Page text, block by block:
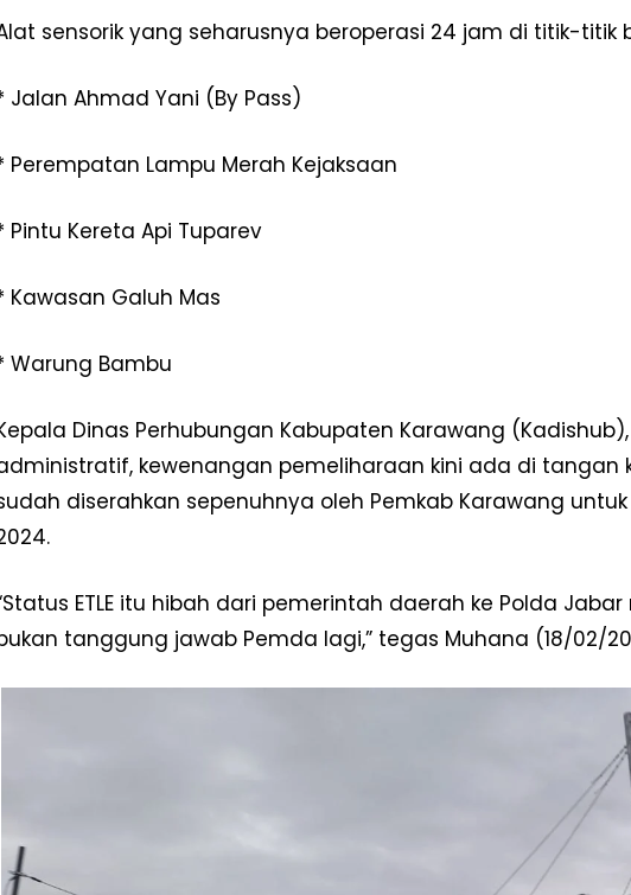
Redaksi
Indeks Berita
sensorik yang seharusnya beroperasi 24 jam di titik-titik
Jalan Ahmad Yani (By Pass)
Perempatan Lampu Merah Kejaksaan
Pintu Kereta Api Tuparev
Kawasan Galuh Mas
Warung Bambu
Dinas Perhubungan Kabupaten Karawang
kewenangan pemeliharaan kini ada di tangan
diserahkan sepenuhnya oleh Pemkab Karawang
ETLE itu hibah dari pemerintah daerah ke Polda
tanggung jawab Pemda lagi,” tegas Muhana (18/02/